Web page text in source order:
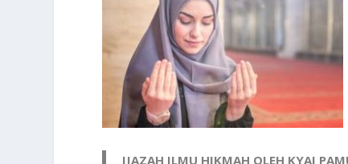
IJAZAH ILMU HIKMAH OLEH KYAI